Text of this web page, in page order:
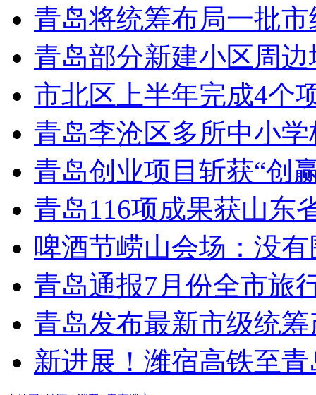
青岛将统筹布局一批市
青岛部分新建小区周
市北区上半年完成4个
青岛李沧区多所中小
青岛创业项目斩获“创
青岛116项成果获山东
啤酒节崂山会场：没有
青岛通报7月份全市旅
青岛发布最新市级统
新进展！潍宿高铁至